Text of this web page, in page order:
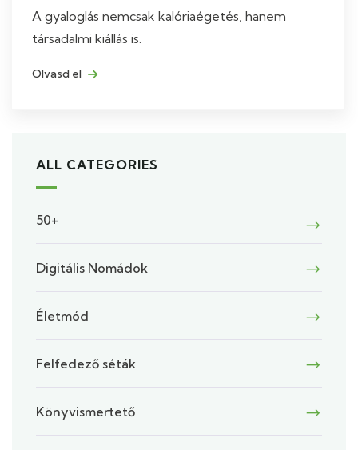
A gyaloglás nemcsak kalóriaégetés, hanem
társadalmi kiállás is.
Olvasd el
ALL CATEGORIES
50+
Digitális Nomádok
Életmód
Felfedező séták
Könyvismertető